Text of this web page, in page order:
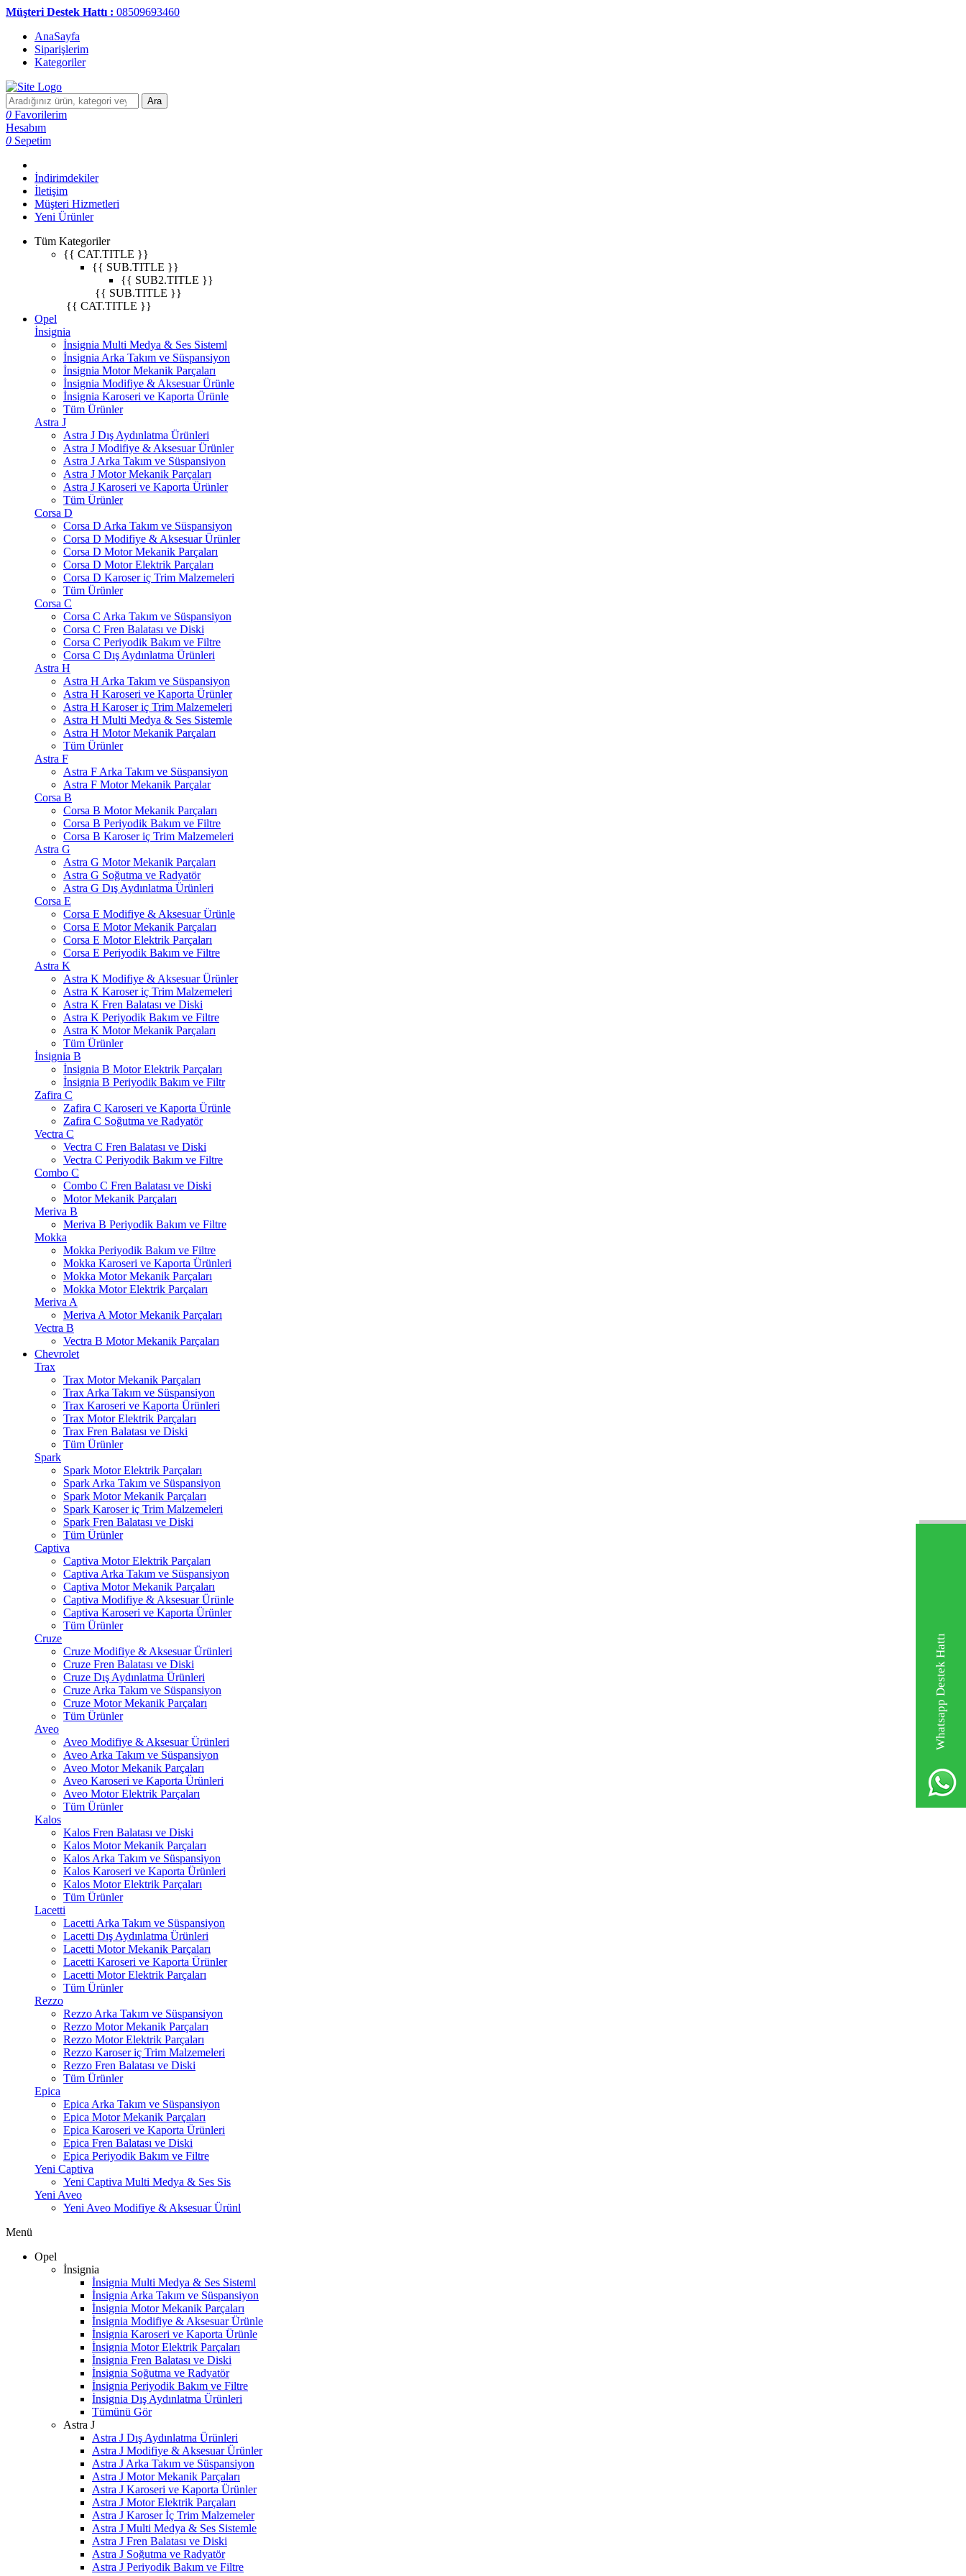
Whatsapp Destek Hattı
Müşteri Destek Hattı : 08509693460
AnaSayfa
Siparişlerim
Kategoriler
Ara
0 Favorilerim
Hesabım
0 Sepetim
İndirimdekiler
İletişim
Müşteri Hizmetleri
Yeni Ürünler
Tüm Kategoriler
{{ CAT.TITLE }}
{{ SUB.TITLE }}
{{ SUB2.TITLE }}
{{ SUB.TITLE }}
{{ CAT.TITLE }}
Opel
İnsignia
İnsignia Multi Medya & Ses Sisteml
İnsignia Arka Takım ve Süspansiyon
İnsignia Motor Mekanik Parçaları
İnsignia Modifiye & Aksesuar Ürünle
İnsignia Karoseri ve Kaporta Ürünle
Tüm Ürünler
Astra J
Astra J Dış Aydınlatma Ürünleri
Astra J Modifiye & Aksesuar Ürünler
Astra J Arka Takım ve Süspansiyon
Astra J Motor Mekanik Parçaları
Astra J Karoseri ve Kaporta Ürünler
Tüm Ürünler
Corsa D
Corsa D Arka Takım ve Süspansiyon
Corsa D Modifiye & Aksesuar Ürünler
Corsa D Motor Mekanik Parçaları
Corsa D Motor Elektrik Parçaları
Corsa D Karoser iç Trim Malzemeleri
Tüm Ürünler
Corsa C
Corsa C Arka Takım ve Süspansiyon
Corsa C Fren Balatası ve Diski
Corsa C Periyodik Bakım ve Filtre
Corsa C Dış Aydınlatma Ürünleri
Astra H
Astra H Arka Takım ve Süspansiyon
Astra H Karoseri ve Kaporta Ürünler
Astra H Karoser iç Trim Malzemeleri
Astra H Multi Medya & Ses Sistemle
Astra H Motor Mekanik Parçaları
Tüm Ürünler
Astra F
Astra F Arka Takım ve Süspansiyon
Astra F Motor Mekanik Parçalar
Corsa B
Corsa B Motor Mekanik Parçaları
Corsa B Periyodik Bakım ve Filtre
Corsa B Karoser iç Trim Malzemeleri
Astra G
Astra G Motor Mekanik Parçaları
Astra G Soğutma ve Radyatör
Astra G Dış Aydınlatma Ürünleri
Corsa E
Corsa E Modifiye & Aksesuar Ürünle
Corsa E Motor Mekanik Parçaları
Corsa E Motor Elektrik Parçaları
Corsa E Periyodik Bakım ve Filtre
Astra K
Astra K Modifiye & Aksesuar Ürünler
Astra K Karoser iç Trim Malzemeleri
Astra K Fren Balatası ve Diski
Astra K Periyodik Bakım ve Filtre
Astra K Motor Mekanik Parçaları
Tüm Ürünler
İnsignia B
İnsignia B Motor Elektrik Parçaları
İnsignia B Periyodik Bakım ve Filtr
Zafira C
Zafira C Karoseri ve Kaporta Ürünle
Zafira C Soğutma ve Radyatör
Vectra C
Vectra C Fren Balatası ve Diski
Vectra C Periyodik Bakım ve Filtre
Combo C
Combo C Fren Balatası ve Diski
Motor Mekanik Parçaları
Meriva B
Meriva B Periyodik Bakım ve Filtre
Mokka
Mokka Periyodik Bakım ve Filtre
Mokka Karoseri ve Kaporta Ürünleri
Mokka Motor Mekanik Parçaları
Mokka Motor Elektrik Parçaları
Meriva A
Meriva A Motor Mekanik Parçaları
Vectra B
Vectra B Motor Mekanik Parçaları
Chevrolet
Trax
Trax Motor Mekanik Parçaları
Trax Arka Takım ve Süspansiyon
Trax Karoseri ve Kaporta Ürünleri
Trax Motor Elektrik Parçaları
Trax Fren Balatası ve Diski
Tüm Ürünler
Spark
Spark Motor Elektrik Parçaları
Spark Arka Takım ve Süspansiyon
Spark Motor Mekanik Parçaları
Spark Karoser iç Trim Malzemeleri
Spark Fren Balatası ve Diski
Tüm Ürünler
Captiva
Captiva Motor Elektrik Parçaları
Captiva Arka Takım ve Süspansiyon
Captiva Motor Mekanik Parçaları
Captiva Modifiye & Aksesuar Ürünle
Captiva Karoseri ve Kaporta Ürünler
Tüm Ürünler
Cruze
Cruze Modifiye & Aksesuar Ürünleri
Cruze Fren Balatası ve Diski
Cruze Dış Aydınlatma Ürünleri
Cruze Arka Takım ve Süspansiyon
Cruze Motor Mekanik Parçaları
Tüm Ürünler
Aveo
Aveo Modifiye & Aksesuar Ürünleri
Aveo Arka Takım ve Süspansiyon
Aveo Motor Mekanik Parçaları
Aveo Karoseri ve Kaporta Ürünleri
Aveo Motor Elektrik Parçaları
Tüm Ürünler
Kalos
Kalos Fren Balatası ve Diski
Kalos Motor Mekanik Parçaları
Kalos Arka Takım ve Süspansiyon
Kalos Karoseri ve Kaporta Ürünleri
Kalos Motor Elektrik Parçaları
Tüm Ürünler
Lacetti
Lacetti Arka Takım ve Süspansiyon
Lacetti Dış Aydınlatma Ürünleri
Lacetti Motor Mekanik Parçaları
Lacetti Karoseri ve Kaporta Ürünler
Lacetti Motor Elektrik Parçaları
Tüm Ürünler
Rezzo
Rezzo Arka Takım ve Süspansiyon
Rezzo Motor Mekanik Parçaları
Rezzo Motor Elektrik Parçaları
Rezzo Karoser iç Trim Malzemeleri
Rezzo Fren Balatası ve Diski
Tüm Ürünler
Epica
Epica Arka Takım ve Süspansiyon
Epica Motor Mekanik Parçaları
Epica Karoseri ve Kaporta Ürünleri
Epica Fren Balatası ve Diski
Epica Periyodik Bakım ve Filtre
Yeni Captiva
Yeni Captiva Multi Medya & Ses Sis
Yeni Aveo
Yeni Aveo Modifiye & Aksesuar Ürünl
Menü
Opel
İnsignia
İnsignia Multi Medya & Ses Sisteml
İnsignia Arka Takım ve Süspansiyon
İnsignia Motor Mekanik Parçaları
İnsignia Modifiye & Aksesuar Ürünle
İnsignia Karoseri ve Kaporta Ürünle
İnsignia Motor Elektrik Parçaları
İnsignia Fren Balatası ve Diski
İnsignia Soğutma ve Radyatör
İnsignia Periyodik Bakım ve Filtre
İnsignia Dış Aydınlatma Ürünleri
Tümünü Gör
Astra J
Astra J Dış Aydınlatma Ürünleri
Astra J Modifiye & Aksesuar Ürünler
Astra J Arka Takım ve Süspansiyon
Astra J Motor Mekanik Parçaları
Astra J Karoseri ve Kaporta Ürünler
Astra J Motor Elektrik Parçaları
Astra J Karoser İç Trim Malzemeler
Astra J Multi Medya & Ses Sistemle
Astra J Fren Balatası ve Diski
Astra J Soğutma ve Radyatör
Astra J Periyodik Bakım ve Filtre